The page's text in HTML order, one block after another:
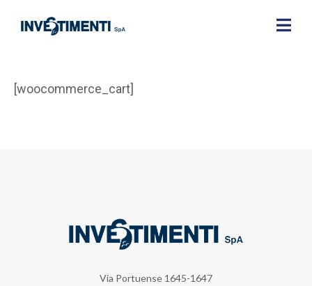
[woocommerce_cart]
Via Portuense 1645-1647